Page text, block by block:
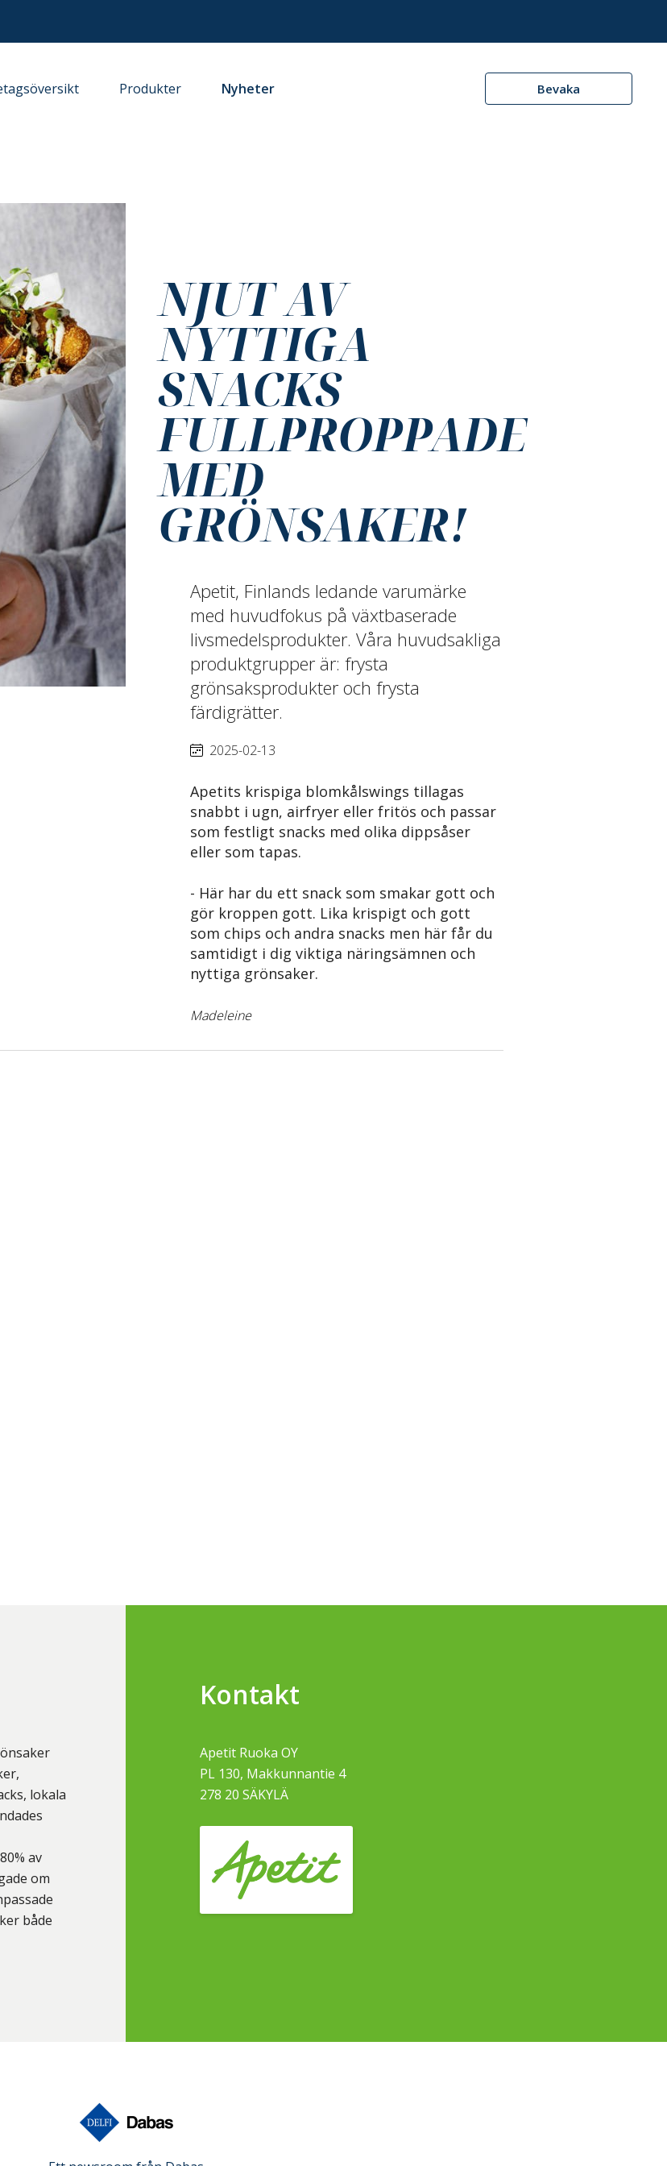
Produkter Nyheter Bevaka
NJUT AV
NYTTIGA
SNACKS
FULLPROPPADE
MED
GRÖNSAKER!
Apetit, Finlands ledande varumärke
med huvudfokus på växtbaserade
livsmedelsprodukter. Våra huvudsakliga
produktgrupper är: frysta
grönsaksprodukter och frysta
färdigrätter.
2025-02-13
Apetits krispiga blomkålswings tillagas
snabbt i ugn, airfryer eller fritös och passar
som festligt snacks med olika dippsåser
eller som tapas.
- Här har du ett snack som smakar gott och
gör kroppen gott. Lika krispigt och gott
som chips och andra snacks men här får du
samtidigt i dig viktiga näringsämnen och
nyttiga grönsaker.
Madeleine
lokala
av
om
både
Kontakt
Apetit Ruoka OY
PL 130, Makkunnantie 4
278 20 SÄKYLÄ